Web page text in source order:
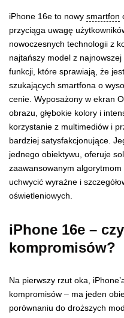
iPhone 16e to nowy smartfon
przyciąga uwagę
nowoczesnych technologii z
najtańszy model z
funkcji, które sprawiają, że
szukających smartfona o
cenie. Wyposażony w ekran
obrazu, głębokie kolory i
korzystanie z multimediów i
bardziej satysfakcjonujące.
jednego obiektywu, oferuje
zaawansowanym
uchwycić wyraźne i
oświetleniowych.
iPhone 16e –
kompromisów?
Na pierwszy rzut oka,
kompromisów – ma jeden
porównaniu do droższych